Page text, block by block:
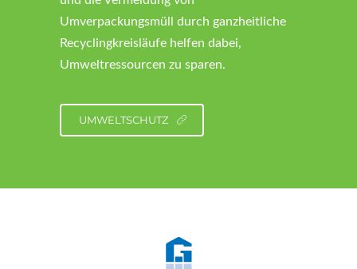
Umverpackungsmüll durch ganzheitliche
Recyclingkreisläufe helfen dabei,
Umweltressourcen zu sparen.
UMWELTSCHUTZ